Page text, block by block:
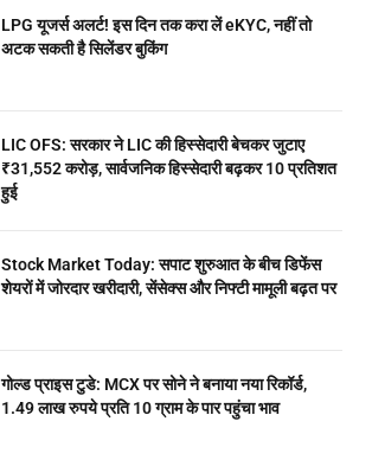
LPG यूजर्स अलर्ट! इस दिन तक करा लें eKYC, नहीं तो
अटक सकती है सिलेंडर बुकिंग
LIC OFS: सरकार ने LIC की हिस्सेदारी बेचकर जुटाए
₹31,552 करोड़, सार्वजनिक हिस्सेदारी बढ़कर 10 प्रतिशत
हुई
Stock Market Today: सपाट शुरुआत के बीच डिफेंस
शेयरों में जोरदार खरीदारी, सेंसेक्स और निफ्टी मामूली बढ़त पर
गोल्ड प्राइस टुडे: MCX पर सोने ने बनाया नया रिकॉर्ड,
1.49 लाख रुपये प्रति 10 ग्राम के पार पहुंचा भाव